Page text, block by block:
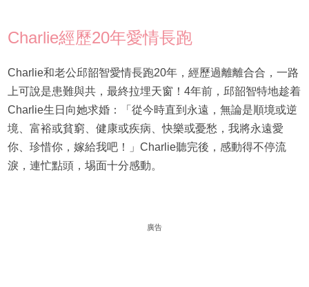
Charlie經歷20年愛情長跑
Charlie和老公邱韶智愛情長跑20年，經歷過離離合合，一路
上可說是患難與共，最終拉埋天窗！4年前，邱韶智特地趁着
Charlie生日向她求婚：「從今時直到永遠，無論是順境或逆
境、富裕或貧窮、健康或疾病、快樂或憂愁，我將永遠愛
你、珍惜你，嫁給我吧！」Charlie聽完後，感動得不停流
淚，連忙點頭，埸面十分感動。
廣告